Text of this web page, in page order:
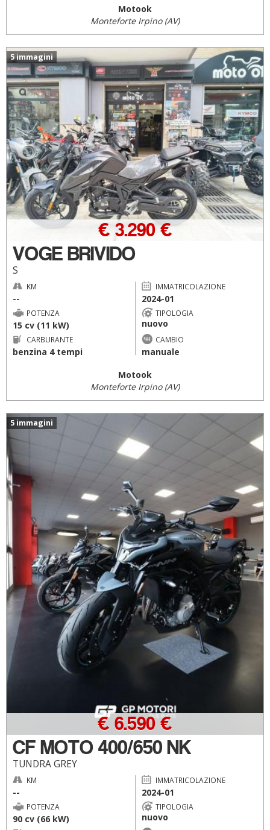
Motook
Monteforte Irpino (AV)
5 immagini
VOGE BRIVIDO
S
€ 3.290 €
KM
--
IMMATRICOLAZIONE
2024-01
POTENZA
15 cv (11 kW)
TIPOLOGIA
nuovo
CARBURANTE
benzina 4 tempi
CAMBIO
manuale
Motook
Monteforte Irpino (AV)
5 immagini
CF MOTO 400/650 NK
TUNDRA GREY
€ 6.590 €
KM
--
IMMATRICOLAZIONE
2024-01
POTENZA
90 cv (66 kW)
TIPOLOGIA
nuovo